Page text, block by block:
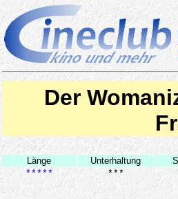
Der
Länge Unterhaltung
*****
***